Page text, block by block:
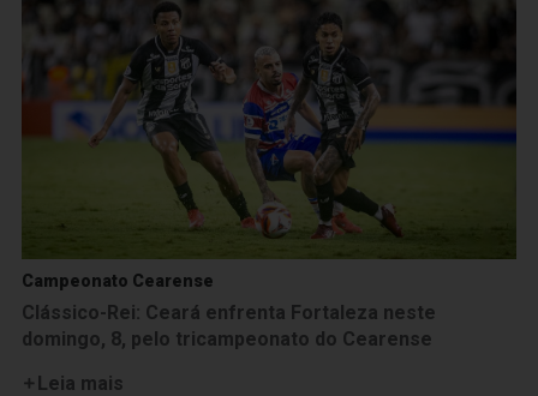
Campeonato Cearense
Clássico-Rei: Ceará enfrenta Fortaleza neste
domingo, 8, pelo tricampeonato do Cearense
Leia mais